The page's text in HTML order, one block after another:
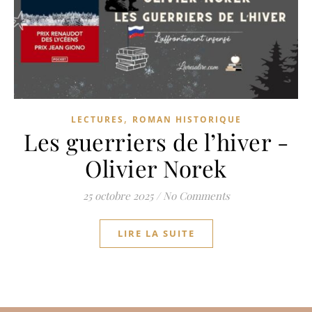
LECTURES , ROMAN HISTORIQUE
Les guerriers de l’hiver -
Olivier Norek
25 octobre 2025 / No Comments
LIRE LA SUITE